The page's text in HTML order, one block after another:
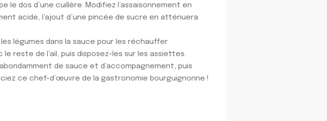
le dos d’une cuillère. Modifiez l’assaisonnement en
acide, l’ajout d’une pincée de sucre en atténuera
légumes dans la sauce pour les réchauffer
reste de l’ail, puis disposez-les sur les assiettes.
de sauce et d’accompagnement, puis
ce chef-d’œuvre de la gastronomie bourguignonne !